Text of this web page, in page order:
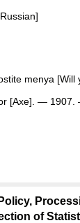
menya [Will
[Axe] . —
of 1905-
of